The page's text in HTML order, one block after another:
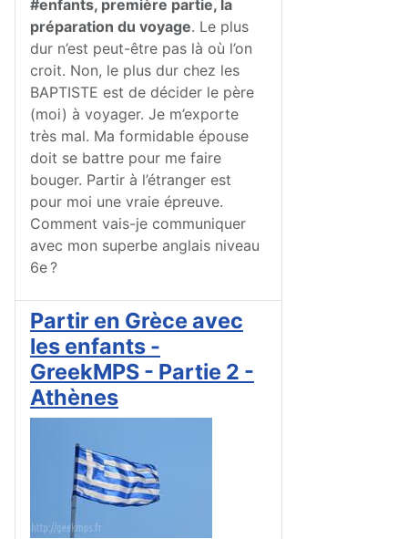
#enfants, première partie, la
préparation du voyage. Le plus
dur n’est peut-être pas là où l’on
croit. Non, le plus dur chez les
BAPTISTE est de décider le père
(moi) à voyager. Je m’exporte
très mal. Ma formidable épouse
doit se battre pour me faire
bouger. Partir à l’étranger est
pour moi une vraie épreuve.
Comment vais-je communiquer
avec mon superbe anglais niveau
6e ?
Partir en Grèce avec
les enfants -
GreekMPS - Partie 2 -
Athènes